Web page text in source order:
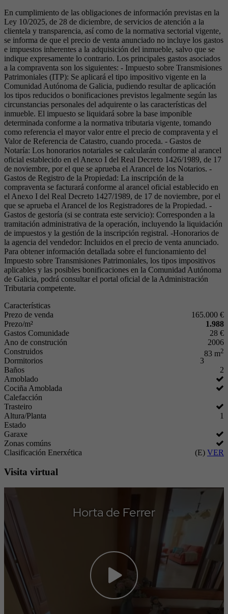
En cumplimiento de las obligaciones de información previstas en la
Ley 10/2025, de 28 de diciembre, de servicios de atención a la
clientela y transparencia, así como de la normativa sectorial vigente,
se informa de que el precio de venta anunciado no incluye los gastos
e impuestos inherentes a la adquisición del inmueble, salvo que se
indique expresamente lo contrario. Los principales gastos asociados
a la compraventa son los siguientes: - Impuesto sobre Transmisiones
Patrimoniales (ITP): Se aplicará el tipo impositivo vigente en la
Comunidad Autónoma de Galicia, pudiendo resultar de aplicación
los tipos reducidos o bonificaciones previstos legalmente según las
circunstancias personales del adquirente o las características del
inmueble. El impuesto se liquidará sobre la base imponible
determinada conforme a la normativa tributaria vigente, tomando
como referencia el mayor valor entre el precio de compraventa y el
Valor de Referencia de Catastro, cuando proceda. - Gastos de
Notaría: Los honorarios notariales se calcularán conforme al arancel
oficial establecido en el Anexo I del Real Decreto 1426/1989, de 17
de noviembre, por el que se aprueba el Arancel de los Notarios. -
Gastos de Registro de la Propiedad: La inscripción de la
compraventa se facturará conforme al arancel oficial establecido en
el Anexo I del Real Decreto 1427/1989, de 17 de noviembre, por el
que se aprueba el Arancel de los Registradores de la Propiedad. -
Gastos de gestoría (si se contrata este servicio): Corresponden a la
tramitación administrativa de la operación, incluyendo la liquidación
de impuestos y la gestión de la inscripción registral. -Honorarios de
la agencia del vendedor: Incluidos en el precio de venta anunciado.
Para obtener información detallada sobre el funcionamiento del
Impuesto sobre Transmisiones Patrimoniales, los tipos impositivos
aplicables y las posibles bonificaciones en la Comunidad Autónoma
de Galicia, podrá consultar el portal oficial de la Administración
Tributaria competente.
Características
Prezo de venda
165.000 €
Prezo/m²
1.988
Gastos Comunidade
28 €
Ano de construción
2006
Construidos
83 m2
Dormitorios
3
Baños
2
Amoblado
Cociña Amoblada
Calefacción
Trasteiro
Altura/Planta
1
Estado
Garaxe
Zonas comúns
Clasificación Enerxética
(E) VER
Visita virtual